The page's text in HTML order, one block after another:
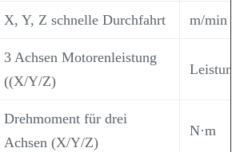
X, Y, Z schnelle Durchfahrt m/min
3 Achsen Motorenleistung
((X/Y/Z)
Leistung
Drehmoment für drei
Achsen (X/Y/Z)
N·m